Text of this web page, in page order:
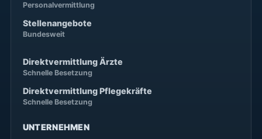
Personalvermittlung
Stellenangebote
Bundesweit
Direktvermittlung Ärzte
Schnelle Besetzung
Direktvermittlung Pflegekräfte
Schnelle Besetzung
UNTERNEHMEN